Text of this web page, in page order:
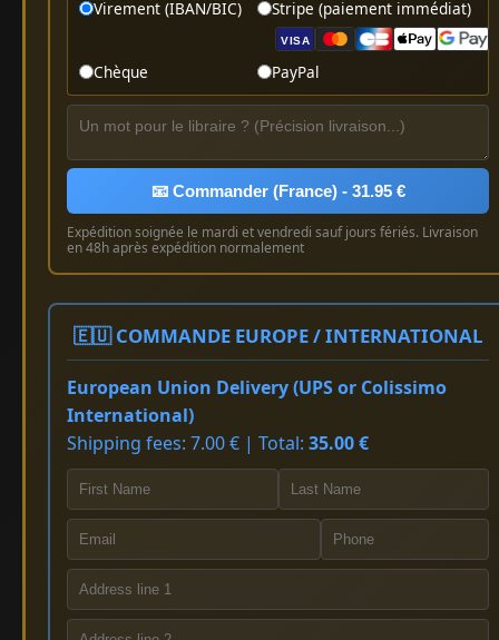
Virement (IBAN/BIC)
Stripe (paiement immédiat)
VISA
Chèque PayPal
📧 Commander (France) - 31.95 €
Expédition soignée le mardi et vendredi sauf jours fériés. Livraison
en 48h après expédition normalement
🇪🇺 COMMANDE EUROPE / INTERNATIONAL
European Union Delivery (UPS or Colissimo
International)
Shipping fees: 7.00 € | Total: 35.00 €